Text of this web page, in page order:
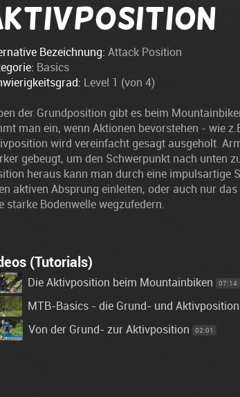
Bezeichnung: Attack Position
Basics
Level 1 (von 4)
der Grundposition gibt es beim
man ein, wenn Aktionen bevorstehen - wie
wird vereinfacht gesagt ausgeholt.
gebeugt, um den Schwerpunkt nach unten
heraus kann man durch eine impulsartige
aktiven Absprung einleiten, oder auch nur
starke Bodenwelle wegzufedern.
(Tutorials)
Die Aktivposition beim Mountainbiken 07:14
MTB-Basics - die Grund- und Aktivposition
Von der Grund- zur Aktivposition 02:01